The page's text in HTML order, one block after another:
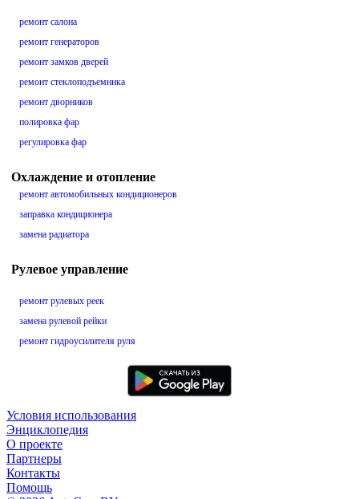
ремонт салона
ремонт генераторов
ремонт замков дверей
ремонт стеклоподъемника
ремонт дворников
полировка фар
регулировка фар
Охлаждение и отопление
ремонт автомобильных кондиционеров
заправка кондиционера
замена радиатора
Рулевое управление
ремонт рулевых реек
замена рулевой рейки
ремонт гидроусилителя руля
Условия использования
Энциклопедия
О проекте
Партнеры
Контакты
Помощь